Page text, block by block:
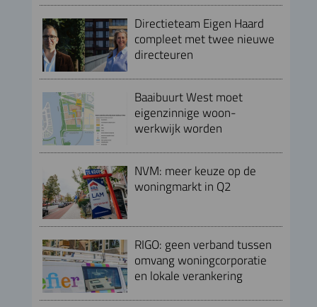
Directieteam Eigen Haard
compleet met twee nieuwe
directeuren
Baaibuurt West moet
eigenzinnige woon-
werkwijk worden
NVM: meer keuze op de
woningmarkt in Q2
RIGO: geen verband tussen
omvang woningcorporatie
en lokale verankering